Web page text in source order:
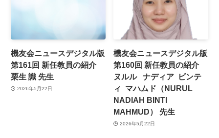
機友会ニュースデジタル版
第161回 新任教員の紹介
栗生 識 先生
2026年5月22日
機友会ニュースデジタル版
第160回 新任教員の紹介
ヌルル ナディア ビンテ
ィ マハムド（NURUL
NADIAH BINTI
MAHMUD） 先生
2026年5月22日